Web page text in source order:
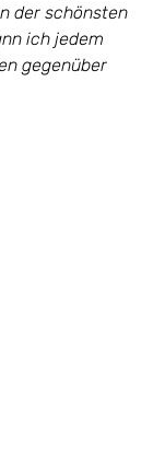
der schönsten
ich jedem
gegenüber